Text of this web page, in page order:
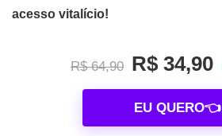
acesso vitalício!
R$ 64,90 R$ 34,90
EU QUERO👈